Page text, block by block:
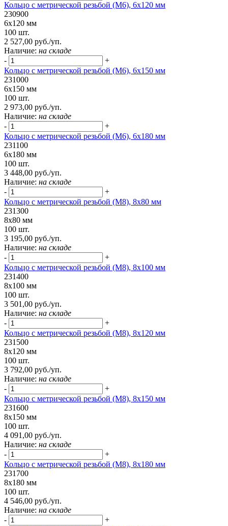
Кольцо с метрической резьбой (М6), 6х120 мм
230900
6х120 мм
100 шт.
2 527,00 руб./уп.
Наличие: на складе
-
+
Кольцо с метрической резьбой (М6), 6х150 мм
231000
6х150 мм
100 шт.
2 973,00 руб./уп.
Наличие: на складе
-
+
Кольцо с метрической резьбой (М6), 6х180 мм
231100
6х180 мм
100 шт.
3 448,00 руб./уп.
Наличие: на складе
-
+
Кольцо с метрической резьбой (М8), 8х80 мм
231300
8х80 мм
100 шт.
3 195,00 руб./уп.
Наличие: на складе
-
+
Кольцо с метрической резьбой (М8), 8х100 мм
231400
8х100 мм
100 шт.
3 501,00 руб./уп.
Наличие: на складе
-
+
Кольцо с метрической резьбой (М8), 8х120 мм
231500
8х120 мм
100 шт.
3 792,00 руб./уп.
Наличие: на складе
-
+
Кольцо с метрической резьбой (М8), 8х150 мм
231600
8х150 мм
100 шт.
4 091,00 руб./уп.
Наличие: на складе
-
+
Кольцо с метрической резьбой (М8), 8х180 мм
231700
8х180 мм
100 шт.
4 546,00 руб./уп.
Наличие: на складе
-
+